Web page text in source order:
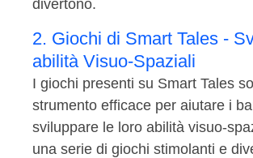
divertono.
2. Giochi di Smart Tales -
abilità Visuo-Spaziali
I giochi presenti su Smart Tales
strumento efficace per aiutare i
sviluppare le loro abilità visuo-
una serie di giochi stimolanti e